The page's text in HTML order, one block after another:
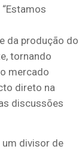
da produção do
tornando
mercado
direto na
discussões
um divisor de